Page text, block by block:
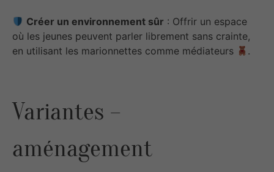
Créer un environnement sûr : Offrir un espace
où les jeunes peuvent parler librement sans crainte,
en utilisant les marionnettes comme médiateurs
.
Variantes –
aménagement